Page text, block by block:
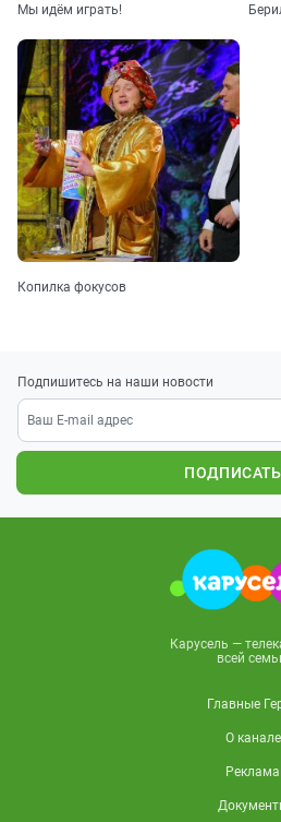
Мы идём играть!
Копилка фокусов
Подпишитесь на наши новости
Карусель —
всей
Главные
О канале
Реклама